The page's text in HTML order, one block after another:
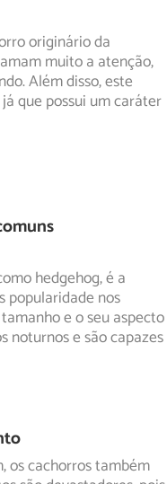
originário da
muito a atenção,
Além disso, este
que possui um caráter
hedgehog, é a
popularidade nos
e o seu aspecto
noturnos e são capazes
os cachorros também